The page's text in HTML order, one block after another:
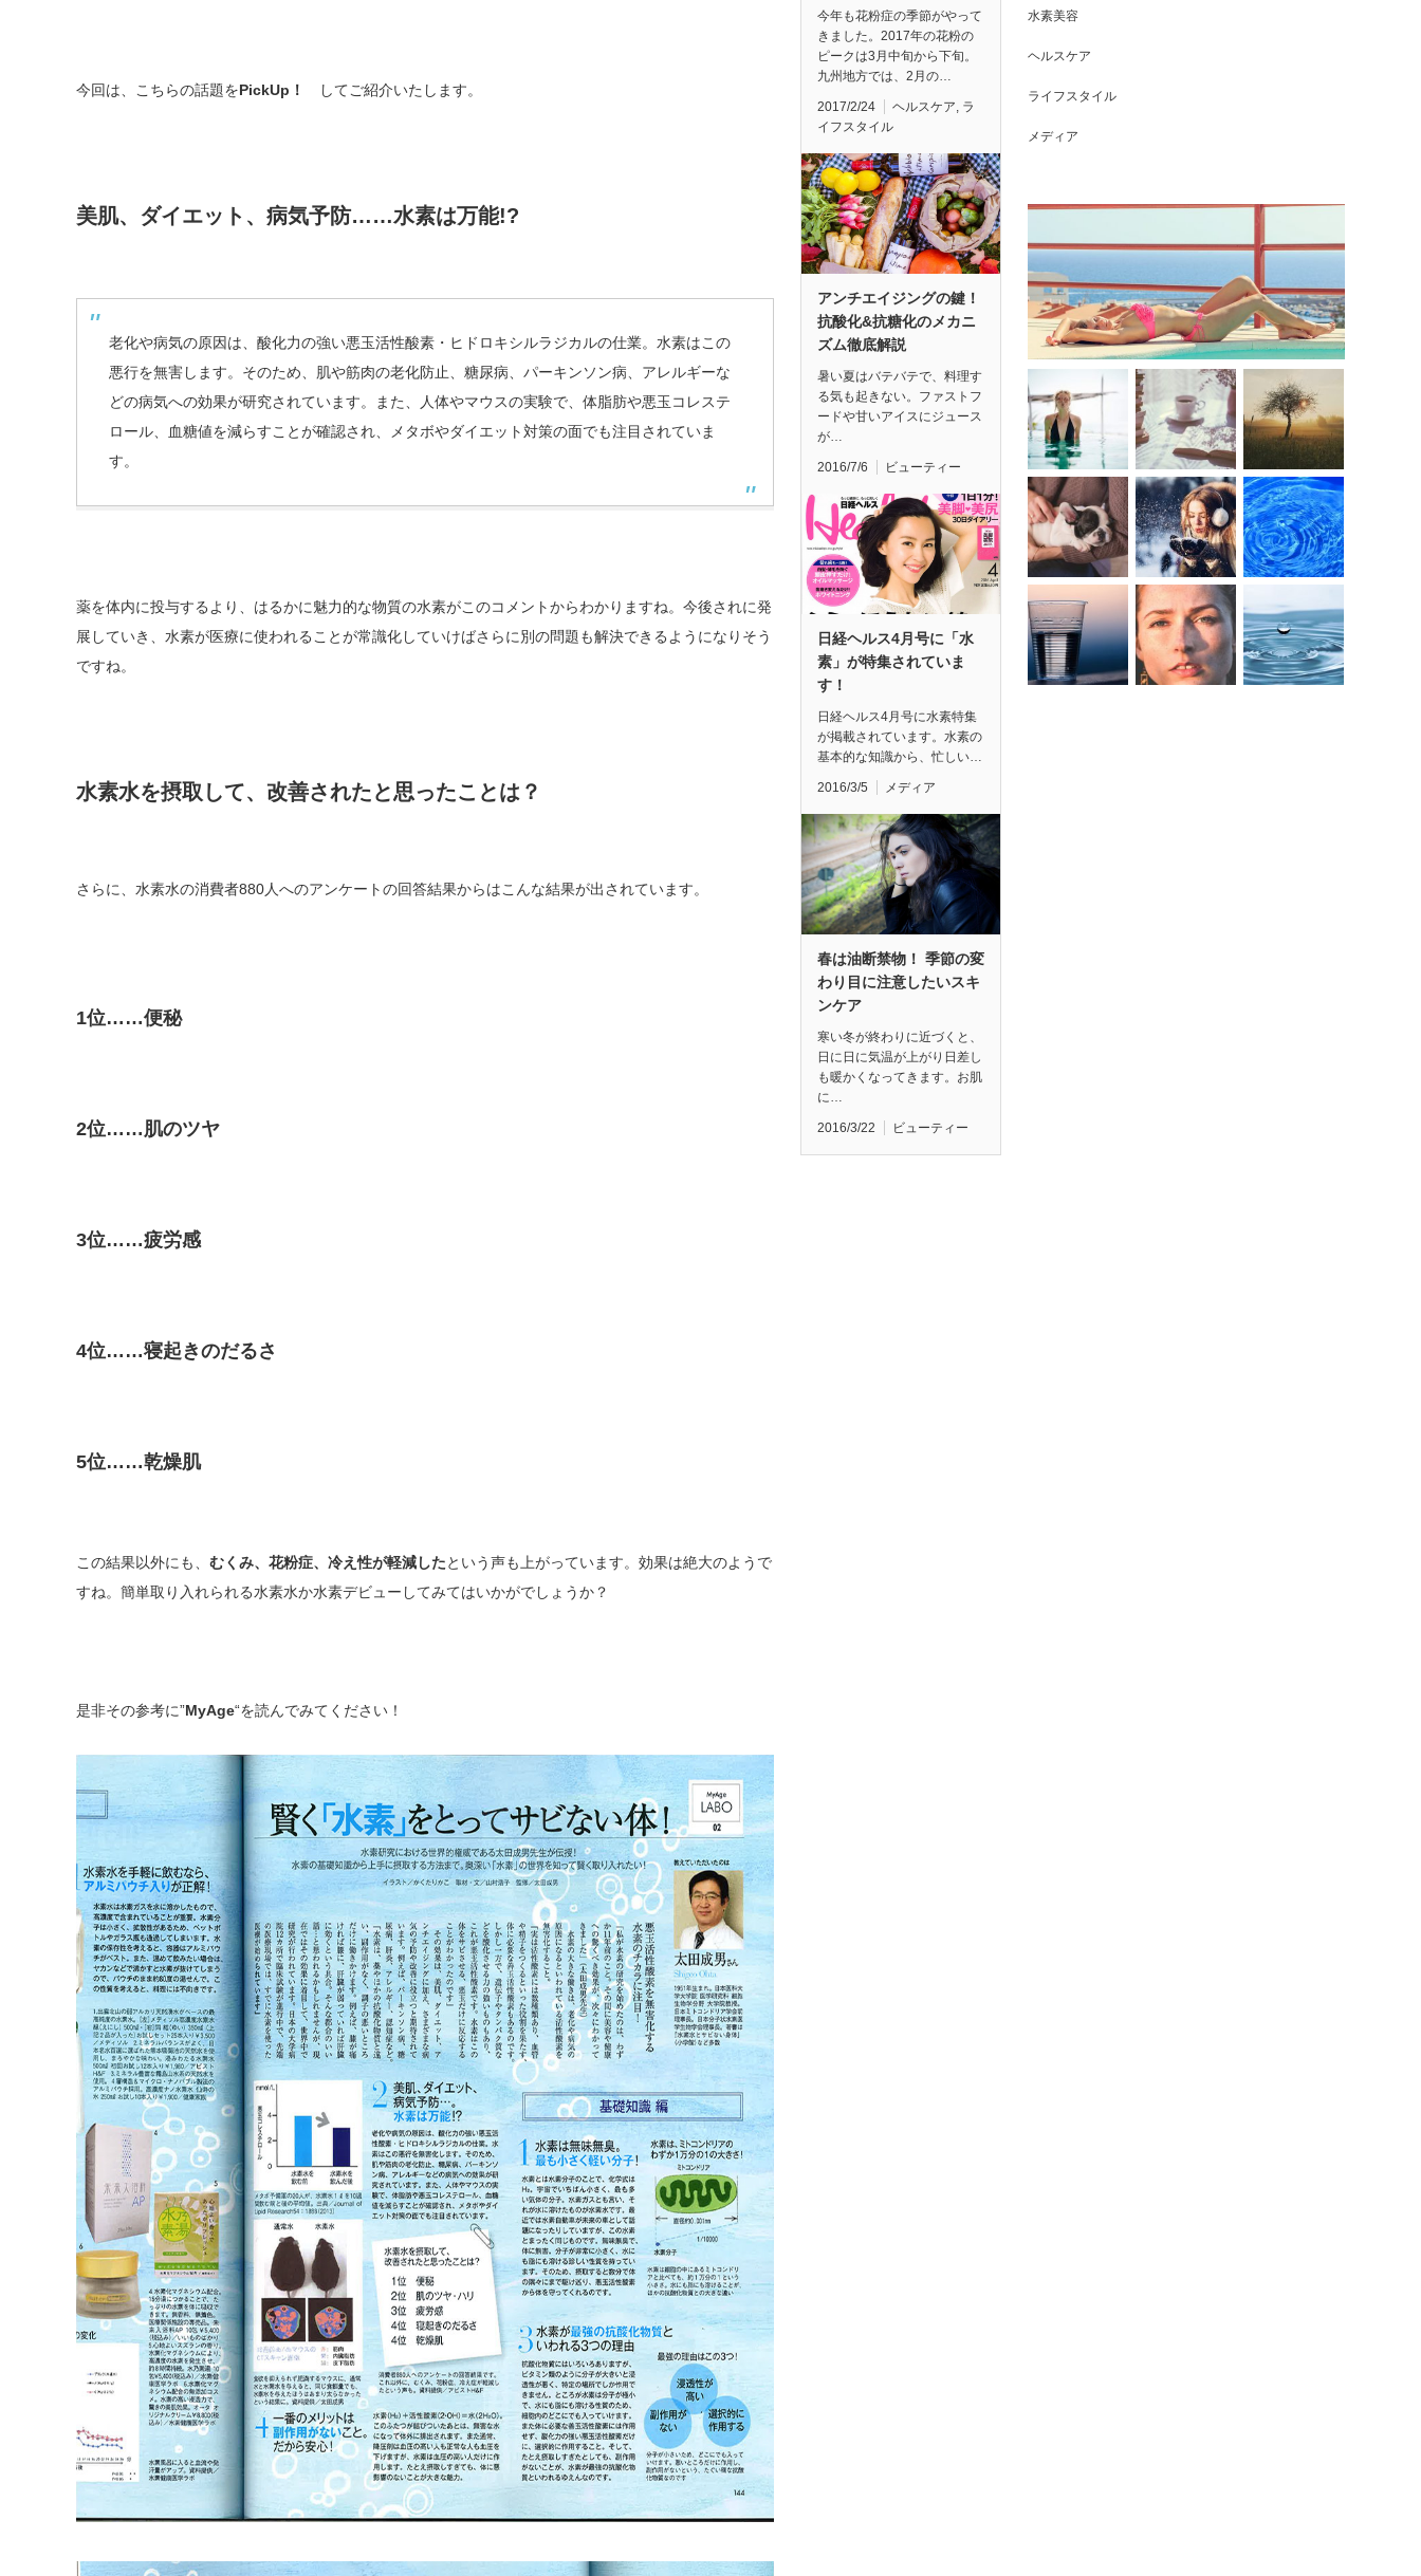
今回は、こちらの話題をPickUp！ してご紹介いたします。
美肌、ダイエット、病気予防……水素は万能!?
老化や病気の原因は、酸化力の強い悪玉活性酸素・ヒドロキシルラジカルの仕業。水素はこの
悪行を無害します。そのため、肌や筋肉の老化防止、糖尿病、パーキンソン病、アレルギーな
どの病気への効果が研究されています。また、人体やマウスの実験で、体脂肪や悪玉コレステ
ロール、血糖値を減らすことが確認され、メタボやダイエット対策の面でも注目されていま
す。
薬を体内に投与するより、はるかに魅力的な物質の水素がこのコメントからわかりますね。今後されに発
展していき、水素が医療に使われることが常識化していけばさらに別の問題も解決できるようになりそう
ですね。
水素水を摂取して、改善されたと思ったことは？
さらに、水素水の消費者880人へのアンケートの回答結果からはこんな結果が出されています。
1位……便秘
2位……肌のツヤ
3位……疲労感
4位……寝起きのだるさ
5位……乾燥肌
この結果以外にも、 むくみ、花粉症、冷え性が軽減したという声も上がっています。効果は絶大のようで
すね。簡単取り入れられる水素水か水素デビューしてみてはいかがでしょうか？
是非その参考に”MyAge“を読んでみてください！
今年も花粉症の季節がやって
きました。2017年の花粉の
ピークは3月中旬から下旬。
九州地方では、2月の…
2017/2/24 ヘルスケア, ラ
イフスタイル
アンチエイジングの鍵！
抗酸化&抗糖化のメカニ
ズム徹底解説
暑い夏はバテバテで、料理す
る気も起きない。ファストフ
ードや甘いアイスにジュース
が…
2016/7/6 ビューティー
日経ヘルス4月号に「水
素」が特集されていま
す！
日経ヘルス4月号に水素特集
が掲載されています。水素の
基本的な知識から、忙しい…
2016/3/5 メディア
春は油断禁物！ 季節の変
わり目に注意したいスキ
ンケア
寒い冬が終わりに近づくと、
日に日に気温が上がり日差し
も暖かくなってきます。お肌
に…
2016/3/22 ビューティー
水素美容
ヘルスケア
ライフスタイル
メディア